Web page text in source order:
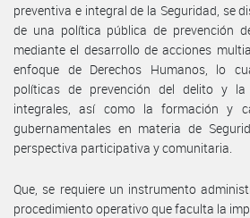
preventiva e integral de la Seguridad, se
de una política pública de prevención
mediante el desarrollo de acciones
enfoque de Derechos Humanos, lo
políticas de prevención del delito y la
integrales, así como la formación y
gubernamentales en materia de
perspectiva participativa y comunitaria.
Que, se requiere un instrumento
procedimiento operativo que faculta la